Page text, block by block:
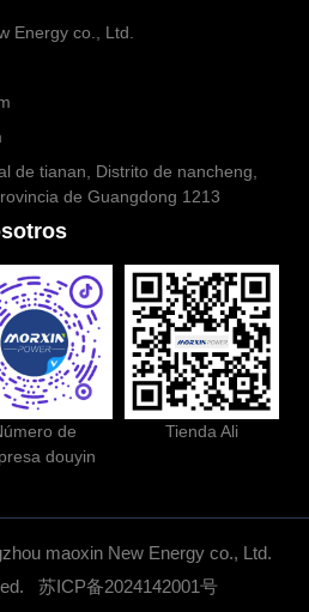
8502
digital de tianan, Distrito de
Provincia de Guangdong 1213
douyin
Energy co., Ltd.
de tianan, Distrito de nancheng,
de Guangdong 1213
de
douyin
Tienda Ali
maoxin New Energy co., Ltd.
苏ICP备2024142001号